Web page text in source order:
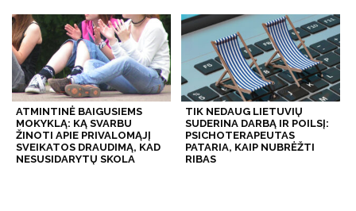
ATMINTINĖ BAIGUSIEMS
MOKYKLĄ: KĄ SVARBU
ŽINOTI APIE PRIVALOMĄJĮ
SVEIKATOS DRAUDIMĄ, KAD
NESUSIDARYTŲ SKOLA
TIK NEDAUG LIETUVIŲ
SUDERINA DARBĄ IR POILSĮ:
PSICHOTERAPEUTAS
PATARIA, KAIP NUBRĖŽTI
RIBAS